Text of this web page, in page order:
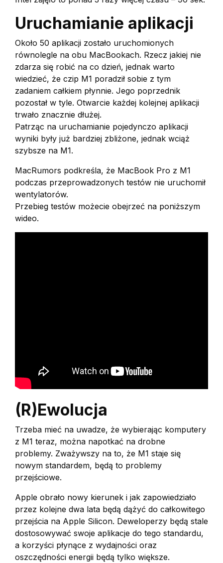
Uruchamianie aplikacji
Około 50 aplikacji zostało uruchomionych
równolegle na obu MacBookach. Rzecz jakiej nie
zdarza się robić na co dzień, jednak warto
wiedzieć, że czip M1 poradził sobie z tym
zadaniem całkiem płynnie. Jego poprzednik
pozostał w tyle. Otwarcie każdej kolejnej aplikacji
trwało znacznie dłużej.
Patrząc na uruchamianie pojedynczo aplikacji
wyniki były już bardziej zbliżone, jednak wciąż
szybsze na M1.
MacRumors podkreśla, że MacBook Pro z M1
podczas przeprowadzonych testów nie uruchomił
wentylatorów.
Przebieg testów możecie obejrzeć na poniższym
wideo.
(R)Ewolucja
Trzeba mieć na uwadze, że wybierając komputery
z M1 teraz, można napotkać na drobne
problemy. Zważywszy na to, że M1 staje się
nowym standardem, będą to problemy
przejściowe.
Apple obrało nowy kierunek i jak zapowiedziało
przez kolejne dwa lata będą dążyć do całkowitego
przejścia na Apple Silicon. Deweloperzy będą stale
dostosowywać swoje aplikacje do tego standardu,
a korzyści płynące z wydajności oraz
oszczędności energii będą tylko większe.